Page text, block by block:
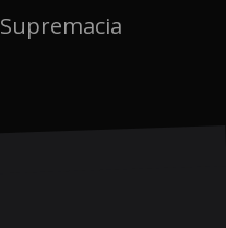
Supremacia